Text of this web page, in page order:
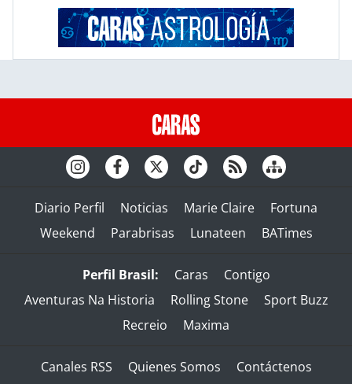
Diario Perfil Noticias Marie Claire
Fortuna
Weekend
Parabrisas Lunateen BATimes
Perfil Brasil: Caras
Contigo
Aventuras Na Historia
Rolling Stone
Sport Buzz
Recreio
Maxima
Canales RSS Quienes Somos
Contáctenos